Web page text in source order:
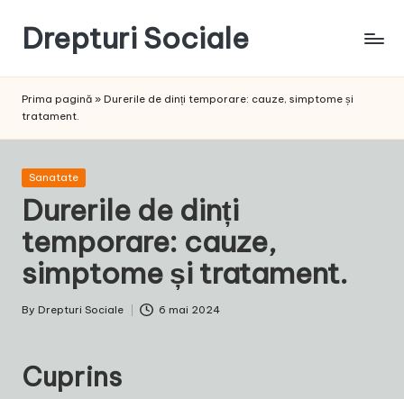
content
Drepturi Sociale
Sociale:
Schimbarea
Noastră!
Prima pagină » Durerile de dinți temporare: cauze, simptome și
tratament.
Posted
Sanatate
Durerile de dinți
temporare: cauze,
simptome și tratament.
Posted
By Drepturi Sociale 6 mai 2024
Cuprins